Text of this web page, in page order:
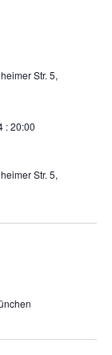
Str. 5,
: 20:00
Str. 5,